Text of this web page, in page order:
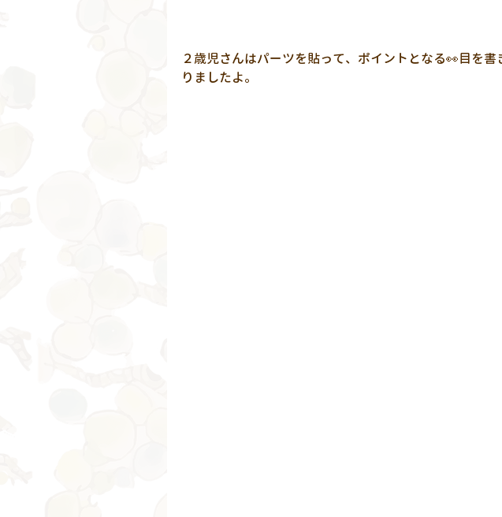
２歳児さんはパーツを貼って、ポイントとなる👀目を
りましたよ。